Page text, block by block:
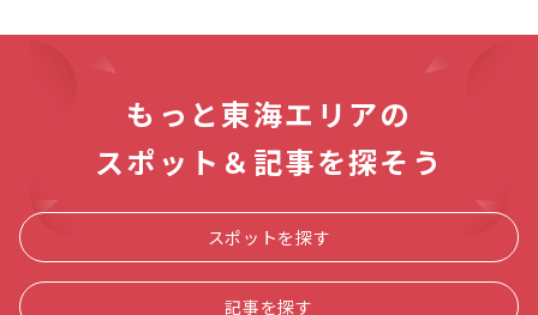
もっと東海エリアの
スポット＆記事を探そう
スポットを探す
記事を探す